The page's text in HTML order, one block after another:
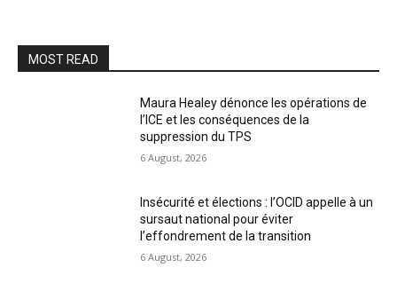
MOST READ
Maura Healey dénonce les opérations de
l’ICE et les conséquences de la
suppression du TPS
6 August, 2026
Insécurité et élections : l’OCID appelle à un
sursaut national pour éviter
l’effondrement de la transition
6 August, 2026